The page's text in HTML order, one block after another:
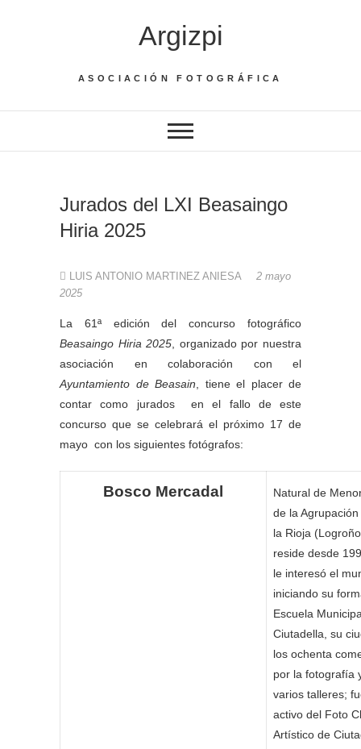
Argizpi
ASOCIACIÓN FOTOGRÁFICA
Jurados del LXI Beasaingo
Hiria 2025
LUIS ANTONIO MARTINEZ ANIESA
2 mayo
2025
La 61ª edición del concurso fotográfico
Beasaingo Hiria 2025 , organizado por nuestra
asociación en colaboración con el
Ayuntamiento de Beasain , tiene el placer de
contar como jurados en el fallo de este
concurso que se celebrará el próximo 17 de
mayo con los siguientes fotógrafos:
Bosco Mercadal
Natural de
de la
la Rioja
reside desde
le interesó el
iniciando su
Escuela
Ciutadella, su
los ochenta
por la fotografía
varios talleres;
activo del Foto
Artístico de